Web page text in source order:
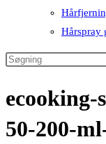
Hårspray
ecooking-
50-200-